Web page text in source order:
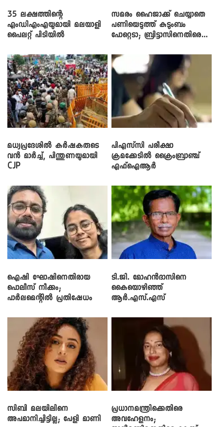
35 ലക്ഷത്തിന്റെ
എംഡിഎംഎയുമായി മലയാളി
പൈലറ്റ് പിടിയിൽ
സമരം ഹൈജാക്ക് ചെയ്യാതെ
പണിയെടുത്ത് കുടുംബം
പോറ്റെടാ; ബ്രിട്ടാസിനെതിരെ
മധ്യപ്രദേശിൽ കർഷകരുടെ
വൻ മാർച്ച്, പിന്തുണയുമായി
CJP
പിഎസ്‌സി പരീക്ഷാ
ക്രമക്കേ‌ടിൽ ക്രൈംബ്രാഞ്ച്
എഫ്ഐആർ
ഐഷി ഘോഷിനെതിരായ
പൊലീസ് നീക്കം;
പാര്‍ലമെന്റിൽ പ്രതിഷേധം
ടി.ജി. മോഹൻദാസിനെ
കൈയൊഴിഞ്ഞ്
ആർ.എസ്.എസ്
സിബി മലയിലിനെ
അപമാനിച്ചിട്ടില്ല; പേളി മാണി
പ്രധാനമന്ത്രിക്കെതിരെ
അവഹേളനം;